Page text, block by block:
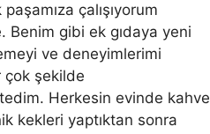
çalışıyorum
gibi ek gıdaya yeni
ve deneyimlerimi
çok şekilde
Herkesin evinde kahve
kekleri yaptıktan sonra